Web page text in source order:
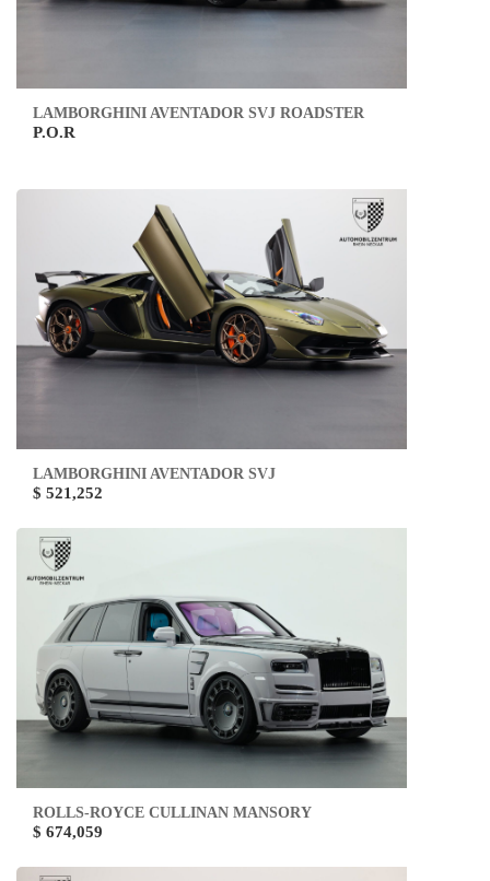
LAMBORGHINI AVENTADOR SVJ ROADSTER
P.O.R
LAMBORGHINI AVENTADOR SVJ
$ 521,252
ROLLS-ROYCE CULLINAN MANSORY
$ 674,059